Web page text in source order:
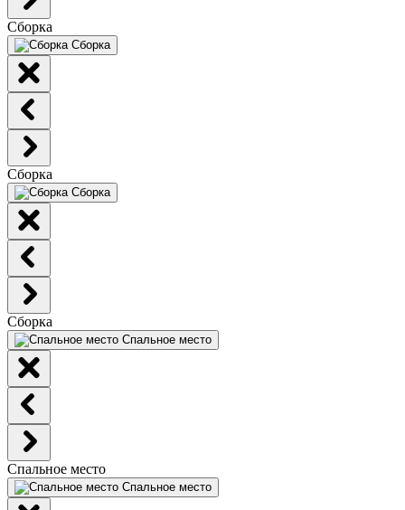
Сборка
Сборка
Сборка
Сборка
Сборка
Спальное место
Спальное место
Спальное место